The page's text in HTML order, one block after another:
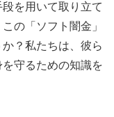
を用いて取り立て
の「ソフト闇金」
？私たちは、彼ら
守るための知識を